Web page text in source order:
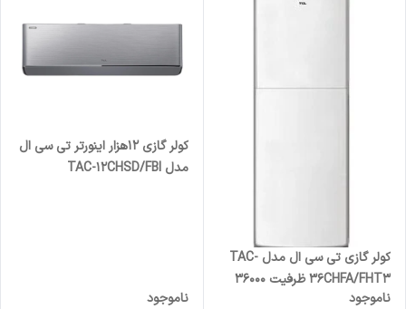
کولر گازی تی سی ال مدل TAC-
36CHFA/FHT3 ظرفیت 36000
ناموجود
کولر گازی 12هزار اینورتر تی سی ال
مدل TAC-12CHSD/FBI
ناموجود